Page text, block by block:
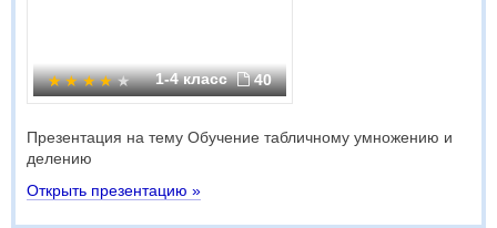
1-4 класс 40
Презентация на тему Обучение табличному умножению и
делению
Открыть презентацию »